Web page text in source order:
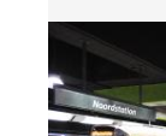
Header
image
Image